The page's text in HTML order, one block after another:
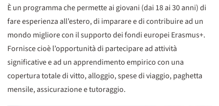
È un programma che permette ai giovani (dai 18 ai 30 anni) di
fare esperienza all’estero, di imparare e di contribuire ad un
mondo migliore con il supporto dei fondi europei Erasmus+.
Fornisce cioè l’opportunità di partecipare ad attività
significative e ad un apprendimento empirico con una
copertura totale di vitto, alloggio, spese di viaggio, paghetta
mensile, assicurazione e tutoraggio.